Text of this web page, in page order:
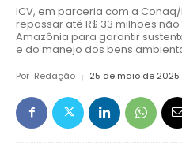
Amazônia
ICV, em parceria com a
repassar até R$ 33 milhões
Amazônia para garantir
e do manejo dos bens
Por Redação 25 de maio de 2025